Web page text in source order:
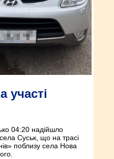
участі
04:20 надійшло
Суськ, що на трасі
поблизу села Нова